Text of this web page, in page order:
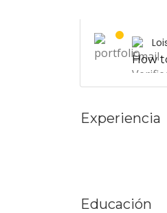
How
Experiencia
Educación